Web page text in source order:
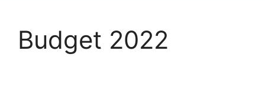
Budget 2022